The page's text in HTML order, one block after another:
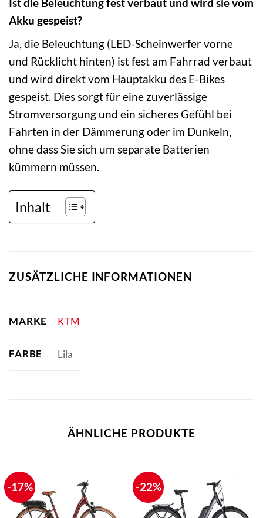
Ist die Beleuchtung fest verbaut und wird sie vom
Akku gespeist?
Ja, die Beleuchtung (LED-Scheinwerfer vorne
und Rücklicht hinten) ist fest am Fahrrad verbaut
und wird direkt vom Hauptakku des E-Bikes
gespeist. Dies sorgt für eine zuverlässige
Stromversorgung und ein sicheres Gefühl bei
Fahrten in der Dämmerung oder im Dunkeln,
ohne dass Sie sich um separate Batterien
kümmern müssen.
Inhalt
ZUSÄTZLICHE INFORMATIONEN
MARKE KTM
FARBE Lila
ÄHNLICHE PRODUKTE
-17% -22%